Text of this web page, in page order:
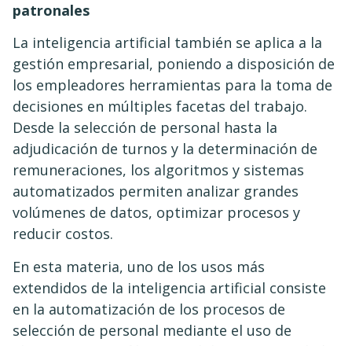
patronales
La inteligencia artificial también se aplica a la
gestión empresarial, poniendo a disposición de
los empleadores herramientas para la toma de
decisiones en múltiples facetas del trabajo.
Desde la selección de personal hasta la
adjudicación de turnos y la determinación de
remuneraciones, los algoritmos y sistemas
automatizados permiten analizar grandes
volúmenes de datos, optimizar procesos y
reducir costos.
En esta materia, uno de los usos más
extendidos de la inteligencia artificial consiste
en la automatización de los procesos de
selección de personal mediante el uso de